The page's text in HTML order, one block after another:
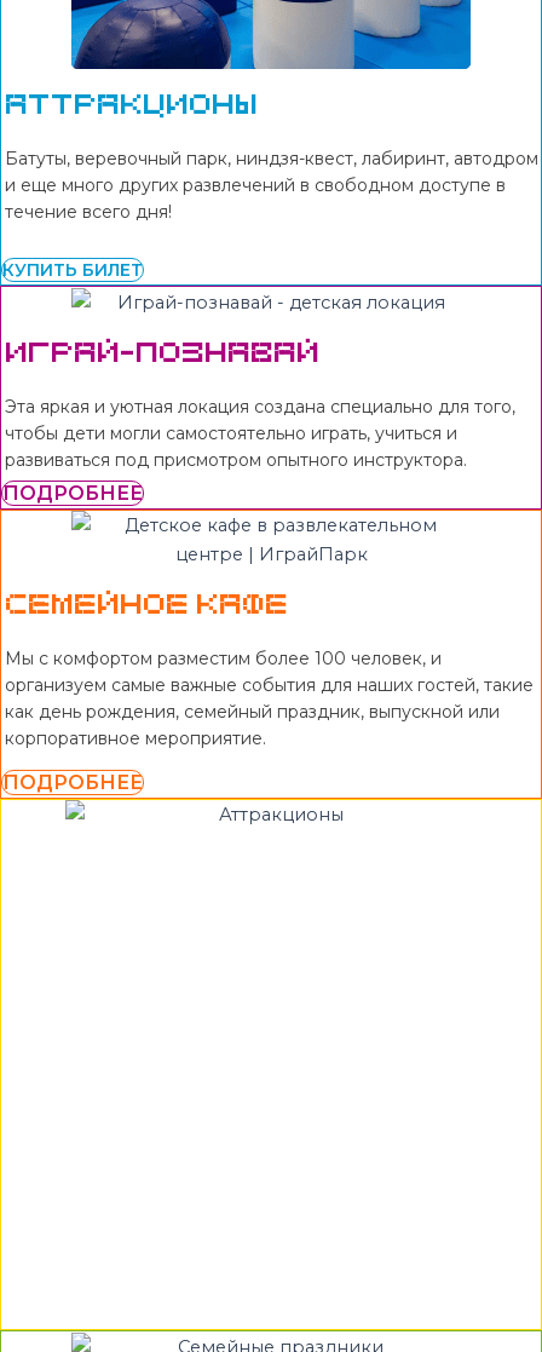
Аттракционы
Батуты, веревочный парк, ниндзя-квест, лабиринт, автодром
и еще много других развлечений в свободном доступе в
течение всего дня!
КУПИТЬ БИЛЕТ
Играй-познавай
Эта яркая и уютная локация создана специально для того,
чтобы дети могли самостоятельно играть, учиться и
развиваться под присмотром опытного инструктора.
ПОДРОБНЕЕ
Семейное кафе
Мы с комфортом разместим более 100 человек, и
организуем самые важные события для наших гостей, такие
как день рождения, семейный праздник, выпускной или
корпоративное мероприятие.
ПОДРОБНЕЕ